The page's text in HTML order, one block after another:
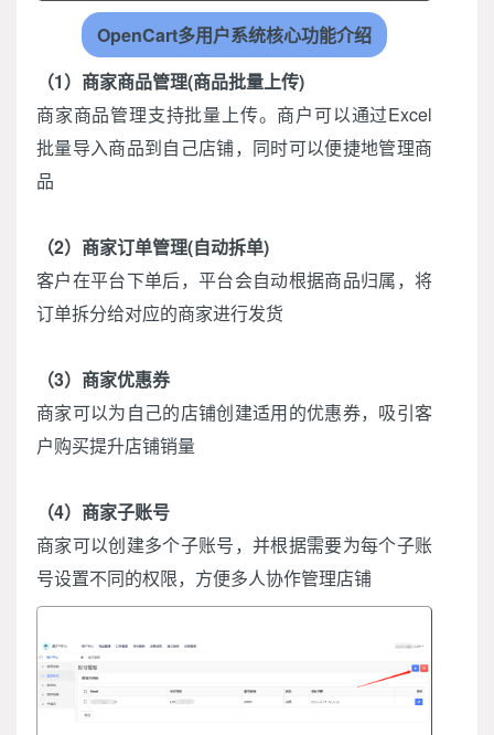
OpenCart多用户系统核心功能介绍
（1）商家商品管理(商品批量上传)
商家商品管理支持批量上传。商户可以通过Excel
批量导入商品到自己店铺，同时可以便捷地管理商
品
（2）商家订单管理(自动拆单)
客户在平台下单后，平台会自动根据商品归属，将
订单拆分给对应的商家进行发货
（3）商家优惠券
商家可以为自己的店铺创建适用的优惠券，吸引客
户购买提升店铺销量
（4）商家子账号
商家可以创建多个子账号，并根据需要为每个子账
号设置不同的权限，方便多人协作管理店铺